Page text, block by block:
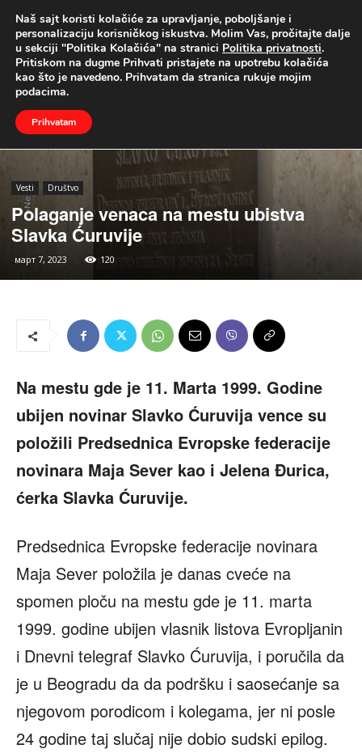
UŽIVO
Naslovna Vesti Društvo
Vesti Društvo
Polaganje venaca na mestu ubistva
Slavka Ćuruvije
март 7, 2023 120
Na mestu gde je 11. Marta 1999. Godine
ubijen novinar Slavko Ćuruvija vence su
položili Predsednica Evropske federacije
novinara Maja Sever kao i Jelena Đurica,
ćerka Slavka Ćuruvije.
Predsednica Evropske federacije novinara
Maja Sever položila je danas cveće na
spomen ploču na mestu gde je 11. marta
1999. godine ubijen vlasnik listova Evropljanin
i Dnevni telegraf Slavko Ćuruvija, i poručila da
je u Beogradu da da podršku i saosećanje sa
njegovom porodicom i kolegama, jer ni posle
24 godine taj slučaj nije dobio sudski epilog.
Naš sajt koristi kolačiće za upravljanje, poboljšanje i
personalizaciju korisničkog iskustva. Molim Vas, pročitajte dalje
u sekciji "Politika Kolačića" na stranici Politika privatnosti.
Pritiskom na dugme Prihvati pristajete na upotrebu kolačića
kao što je navedeno. Prihvatam da stranica rukuje mojim
podacima.
Prihvatam